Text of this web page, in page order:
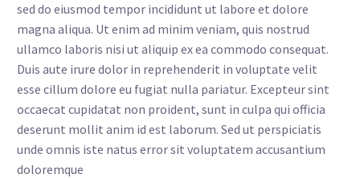
sed do eiusmod tempor incididunt ut labore et dolore
magna aliqua. Ut enim ad minim veniam, quis nostrud
ullamco laboris nisi ut aliquip ex ea commodo consequat.
Duis aute irure dolor in reprehenderit in voluptate velit
esse cillum dolore eu fugiat nulla pariatur. Excepteur sint
occaecat cupidatat non proident, sunt in culpa qui officia
deserunt mollit anim id est laborum. Sed ut perspiciatis
unde omnis iste natus error sit voluptatem accusantium
doloremque